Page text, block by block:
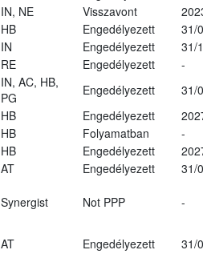
IN, NE Visszavont
HB Engedélyezett
31/
IN Engedélyezett
31/
RE Engedélyezett
-
IN, AC, HB,
PG
Engedélyezett
31/
HB Engedélyezett
HB Folyamatban
-
HB Engedélyezett
AT Engedélyezett
31/
Synergist Not PPP -
AT Engedélyezett
31/